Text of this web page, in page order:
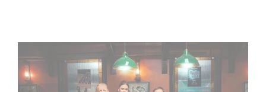
When Broken Hearts Want Revenge: Welcome to The
Revenge Club